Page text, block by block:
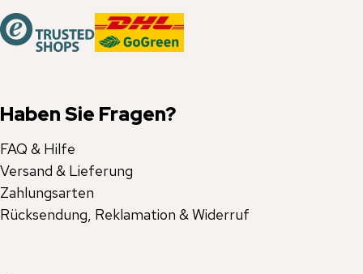
Haben Sie Fragen?
FAQ & Hilfe
Versand & Lieferung
Zahlungsarten
Rücksendung, Reklamation & Widerruf